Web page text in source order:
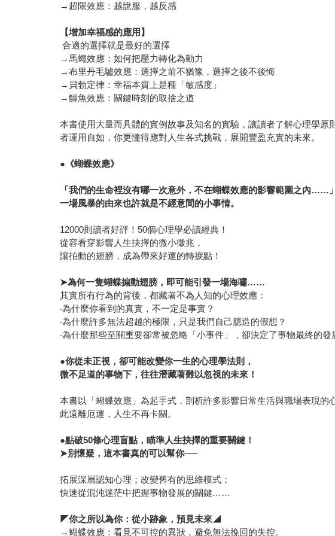
→超限效應：越說服，越反感
【增加幸福感的應用】
合適的選擇就是最好的選擇
→馬蠅效應：如何把壓力轉化為動力
→布里丹毛驢效應：選擇之前不猶豫，選擇之後不後悔
→貝勃定律：幸福本質上是種「敏感度」
→鱷魚效應：關鍵時刻的取捨之道
本書使用大量而具體的實例故事及知名的實驗，讓讀者了解心理學
者運用自如，你更懂得應對人生各式挑戰，展開豐盈充實的未來。
● 《蝴蝶效應》
「我們的生命裡沒有哪一次意外，不在蝴蝶效應的影響範圍之內……」
一場風暴的由來也許就是不經意間的小事情。
12000則讀者好評！50個心理學必讀經典！
從容看穿影響人生抉擇的微小徵兆，
讓拍動的翅膀，成為帶來好運的轉捩點！
➤為何一隻蝴蝶搧動翅膀，即可能引發一場海嘯……
其實所有行為的背後，都藏著不為人知的心理效應：
‧為什麼你看到的真實，不一定是事實？
‧為什麼許多無法超越的極限，只是我們自己臆造的假想？
‧為什麼那些至關重要卻常被忽略「小事件」，卻決定了事物最終的發
●你從未正視，卻可能改變你一生的心理學法則，
微不足道的事物下，往往潛藏著難以忽視的未來！
本書以「蝴蝶效應」為起手式，剖析許多影響日常生活與職場表現
此遠離厄運，人生不再卡關。
●點破50條心理盲點，瞄準人生抉擇的重要關鍵！
➤別懷疑，這本書真的可以幫你──
拓展深層認知心理；改變舊有的思維模式；
快速從混沌迷茫中把握事物發展的關鍵……
◤你之所以為你：從小跡象，預見未來◢
→蝴蝶效應：看見不可控的異狀，避免無法挽回的失控。